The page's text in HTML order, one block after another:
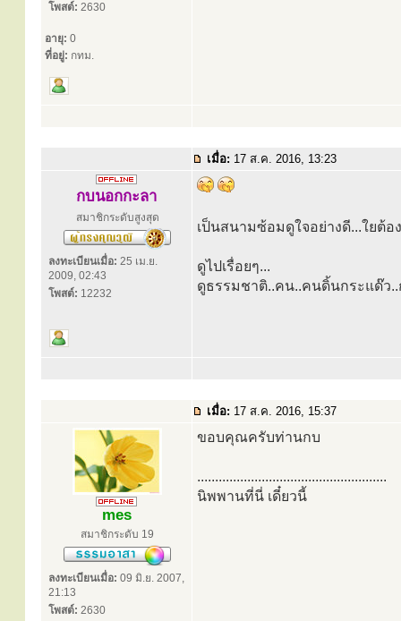
โพสต์: 2630
อายุ: 0
ที่อยู่: กทม.
เมื่อ: 17 ส.ค. 2016, 13:23
กบนอกกะลา
สมาชิกระดับสูงสุด
ลงทะเบียนเมื่อ: 25 เม.ย.
2009, 02:43
โพสต์: 12232
เป็นสนามซ้อมดูใจอย่างดี...ใยต้อ
ดูไปเรื่อยๆ...
ดูธรรมชาติ..คน..คนดิ้นกระแด๊ว..
เมื่อ: 17 ส.ค. 2016, 15:37
mes
สมาชิกระดับ 19
ลงทะเบียนเมื่อ: 09 มิ.ย. 2007,
21:13
โพสต์: 2630
ขอบคุณครับท่านกบ
.....................................................
นิพพานที่นี่ เดี๋ยวนี้